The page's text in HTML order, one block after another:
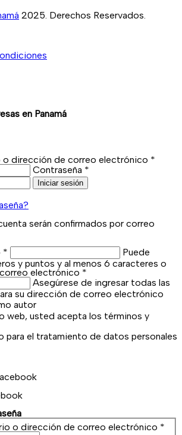
2025. Derechos Reservados.
en Panamá
o dirección de correo electrónico *
Contraseña *
Iniciar sesión
serán confirmados por correo
*
Puede
y puntos y al menos 6 caracteres o
electrónico *
Asegúrese de ingresar todas las
su dirección de correo electrónico
autor
web, usted acepta los términos y
para el tratamiento de datos personales
o dirección de correo electrónico *